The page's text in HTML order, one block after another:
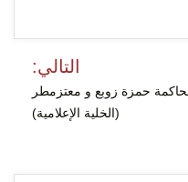
التالي:
حمزة زوبع و معتزمطر
(الخلية الإعلامية)